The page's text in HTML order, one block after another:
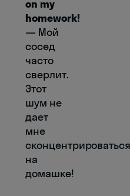
on my
homework!
— Мой
сосед
часто
сверлит.
Этот
шум не
дает
мне
сконцентрироваться
на
домашке!